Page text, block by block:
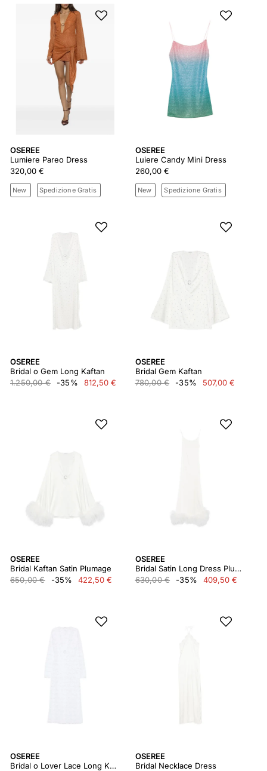
OSEREE
Lumiere Pareo Dress
320,00 €
New Spedizione Gratis
OSEREE
Luiere Candy Mini Dress
260,00 €
New Spedizione Gratis
OSEREE
Bridal o Gem Long Kaftan
1.250,00 €
-35% 812,50 €
OSEREE
Bridal Gem Kaftan
780,00 €
-35% 507,00 €
OSEREE
Bridal Kaftan Satin Plumage
650,00 €
-35% 422,50 €
OSEREE
Bridal Satin Long Dress Plumage
630,00 €
-35% 409,50 €
OSEREE
Bridal o Lover Lace Long Kaftan
OSEREE
Bridal Necklace Dress